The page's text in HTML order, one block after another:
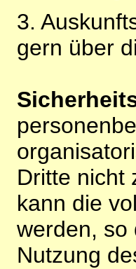
3.
gern über
Dritte nicht
kann die
werden, so
Nutzung